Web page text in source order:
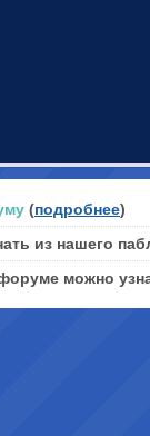
(подробнее)
из нашего
можно